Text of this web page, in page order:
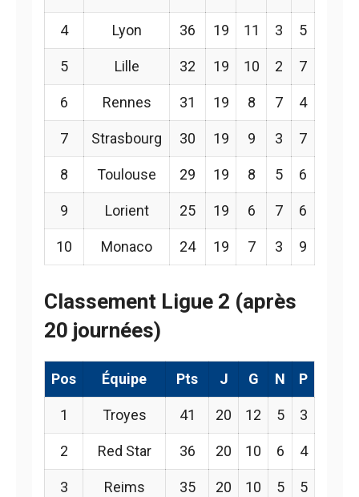
4 Lyon 36 19 11 3 5
5 Lille 32 19 10 2 7
6 Rennes 31 19 8 7 4
7 Strasbourg 30 19 9 3 7
8 Toulouse 29 19 8 5 6
9 Lorient 25 19 6 7 6
10 Monaco 24 19 7 3 9
Classement Ligue 2 (après
20 journées)
Pos Équipe Pts J G N P
1 Troyes 41 20 12 5 3
2 Red Star 36 20 10 6 4
3 Reims 35 20 10 5 5